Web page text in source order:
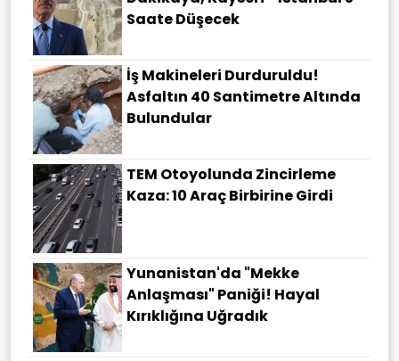
Saate Düşecek
İş Makineleri Durduruldu!
Asfaltın 40 Santimetre Altında
Bulundular
TEM Otoyolunda Zincirleme
Kaza: 10 Araç Birbirine Girdi
Yunanistan'da "Mekke
Anlaşması" Paniği! Hayal
Kırıklığına Uğradık